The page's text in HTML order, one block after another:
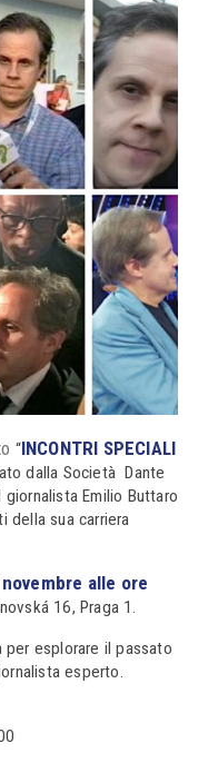
“INCONTRI SPECIALI
dalla Società Dante
Emilio Buttaro
della sua carriera
alle ore
16, Praga 1.
per esplorare il passato
esperto.